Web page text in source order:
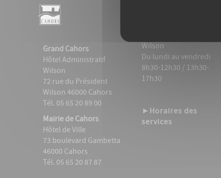
Grand Cahors
Hôtel Administratif
Wilson
72 rue du Président
Wilson 46000 Cahors
Tél. 05 65 20 89 00
Mairie de Cahors
Hôtel de Ville
73 boulevard Gambetta
46000 Cahors
Tél. 05 65 20 87 87
Wilson
Du lundi au vendredi
8h30-12h30 / 13h30-
17h30
► Horaires des
services